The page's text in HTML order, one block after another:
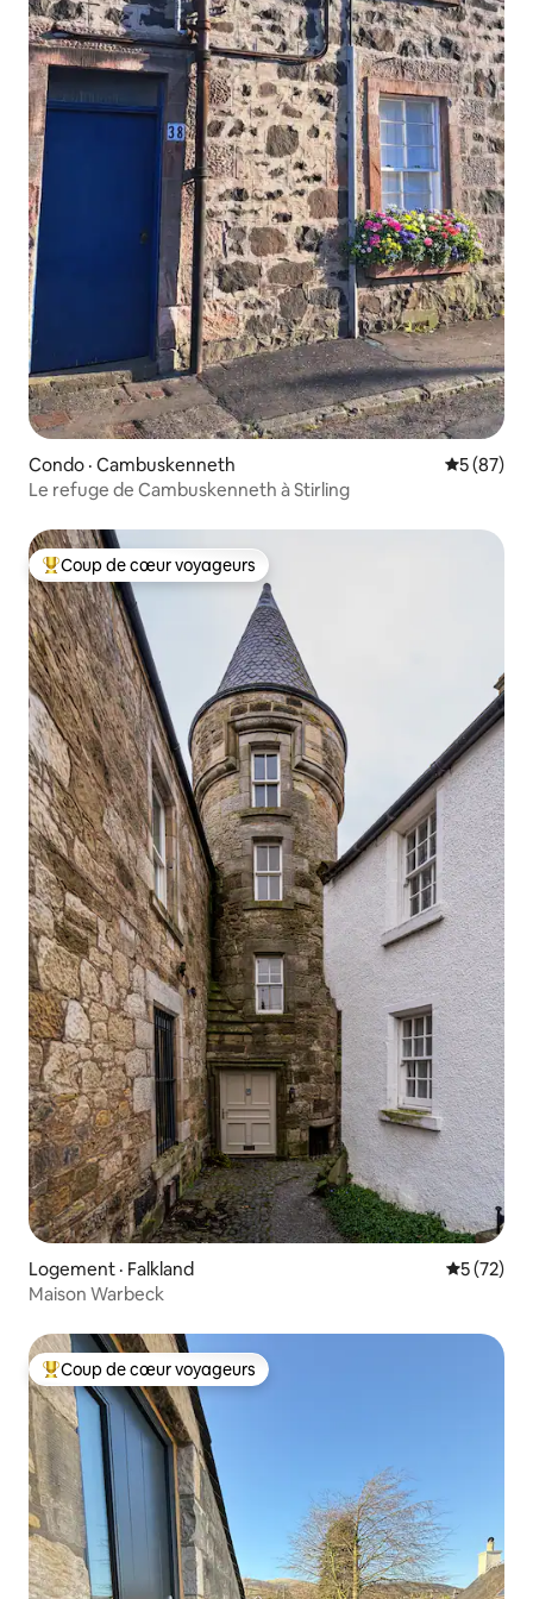
Condo · Cambuskenneth Note
5 (87)
Le refuge de Cambuskenneth à Stirling
Coup de cœur voyageurs parmi les plus aimés
Coup de cœur voyageurs
Logement · Falkland Note
5 (72)
Maison Warbeck
Coup de cœur voyageurs parmi les plus aimés
Coup de cœur voyageurs